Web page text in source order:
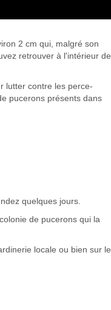
2 cm qui, malgré son
retrouver à l'intérieur de
lutter contre les perce-
pucerons présents dans
quelques jours.
de pucerons qui la
locale ou bien sur le